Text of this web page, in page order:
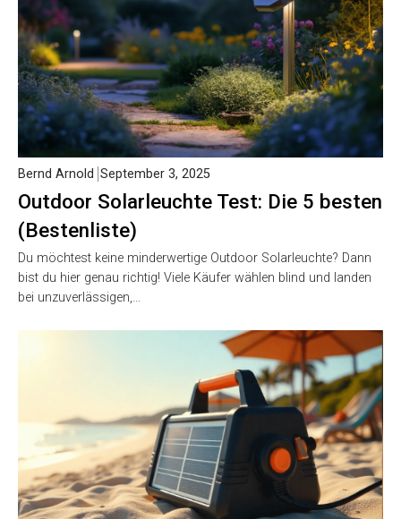
Outdoor Solarleuchte Test: Die 5 besten
(Bestenliste)
Bernd Arnold September 3, 2025
Du möchtest keine minderwertige Outdoor Solarleuchte? Dann
bist du hier genau richtig! Viele Käufer wählen blind und landen
bei unzuverlässigen,…